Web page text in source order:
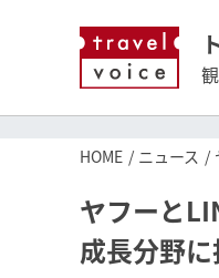
HOME ニュース
ヤフーと
成長分野